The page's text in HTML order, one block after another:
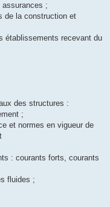
;
de la construction et
établissements recevant du
des structures :
;
et normes en vigueur de
: courants forts, courants
fluides ;